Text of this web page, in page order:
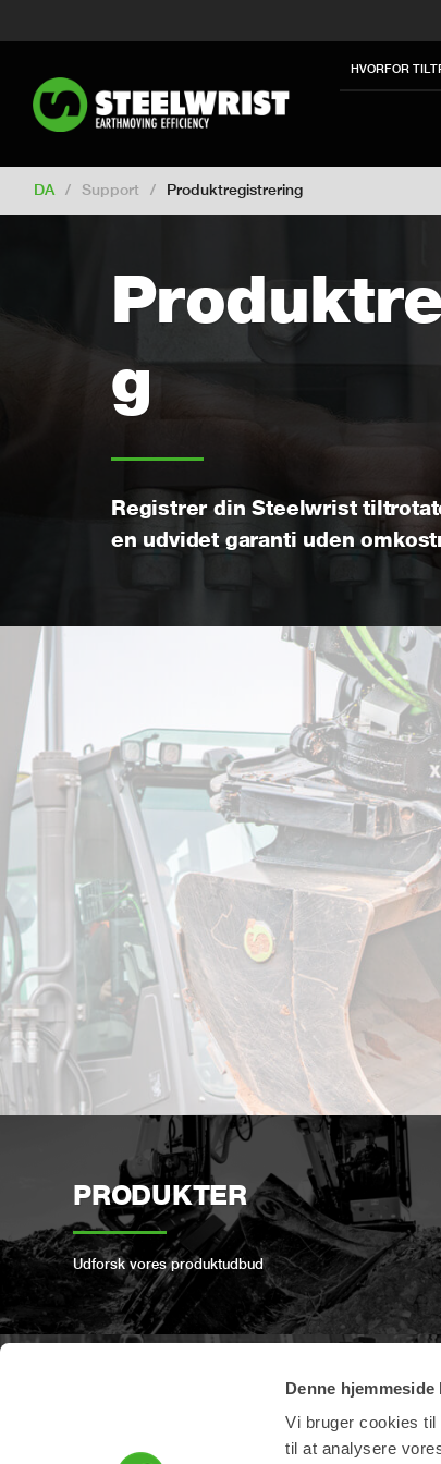
Denne
Vi bruger cookies
til at analysere
HVORFOR
Switch to International
Switch to Germany
DA / Support / Produktregistrering
g
Registrer din Steelwrist
en udvidet garanti uden
PRODUKTER
Udforsk vores produktudbud
PRODUKTREGISTRERIN